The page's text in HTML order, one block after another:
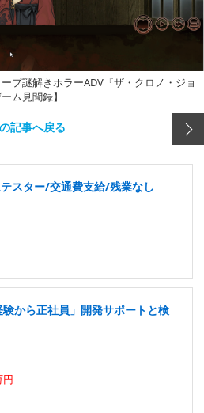
プ謎解きホラーADV『ザ・クロノ・ジョ
ム見聞録】
記事へ戻る
スター/交通費支給/残業なし
から正社員」開発サポートと検
円